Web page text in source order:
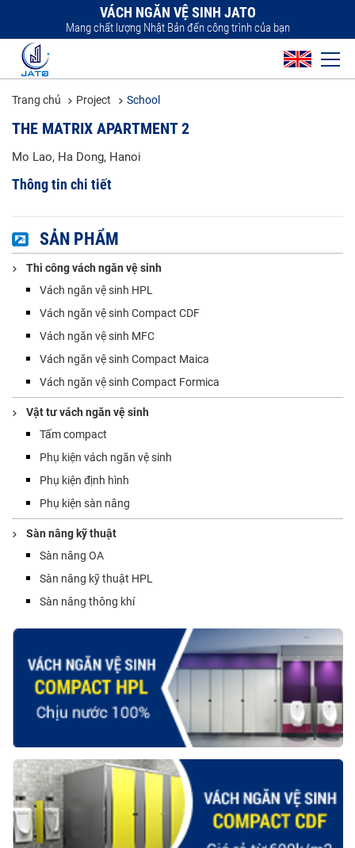
VÁCH NGĂN VỆ SINH JATO
Mang chất lượng Nhật Bản đến công trình của bạn
Trang chủ Project School
THE MATRIX APARTMENT 2
Mo Lao, Ha Dong, Hanoi
Thông tin chi tiết
SẢN PHẨM
Thi công vách ngăn vệ sinh
Vách ngăn vệ sinh HPL
Vách ngăn vệ sinh Compact CDF
Vách ngăn vệ sinh MFC
Vách ngăn vệ sinh Compact Maica
Vách ngăn vệ sinh Compact Formica
Vật tư vách ngăn vệ sinh
Tấm compact
Phụ kiện vách ngăn vệ sinh
Phụ kiện định hình
Phụ kiện sàn nâng
Sàn nâng kỹ thuật
Sàn nâng OA
Sàn nâng kỹ thuật HPL
Sàn nâng thông khí